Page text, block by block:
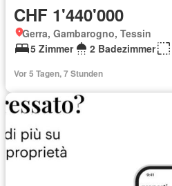
CHF 1'440'000
Gerra, Gambarogno, Tessin
5 Zimmer
2 Badezimmer
Vor 5 Tagen, 7 Stunden